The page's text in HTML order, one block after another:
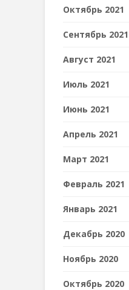
Октябрь 2021
Сентябрь 2021
Август 2021
Июль 2021
Июнь 2021
Апрель 2021
Март 2021
Февраль 2021
Январь 2021
Декабрь 2020
Ноябрь 2020
Октябрь 2020